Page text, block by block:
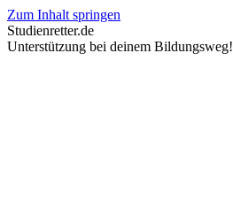
Zum Inhalt springen
Studienretter.de
Unterstützung bei deinem Bildungsweg!